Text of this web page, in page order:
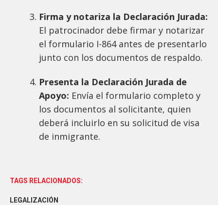
Firma y notariza la Declaración Jurada:
El patrocinador debe firmar y notarizar
el formulario I-864 antes de presentarlo
junto con los documentos de respaldo.
Presenta la Declaración Jurada de
Apoyo: Envía el formulario completo y
los documentos al solicitante, quien
deberá incluirlo en su solicitud de visa
de inmigrante.
TAGS RELACIONADOS:
LEGALIZACIÓN